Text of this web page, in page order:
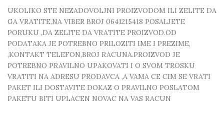
UKOLIKO STE NEZADOVOLJNI PROIZVODOM ILI ZELITE DA
GA VRATITE,NA VIBER BROJ 0641215418 POSALJETE
PORUKU ,DA ZELITE DA VRATITE PROIZVOD.OD
PODATAKA JE POTREBNO PRILOZITI IME I PREZIME,
,KONTAKT TELEFON,BROJ RACUNA.PROIZVOD JE
POTREBNO PRAVILNO UPAKOVATI I O SVOM TROSKU
VRATITI NA ADRESU PRODAVCA ,A VAMA CE CIM SE VRATI
PAKET ILI DOSTAVITE DOKAZ O PRAVILNO POSLATOM
PAKETU BITI UPLACEN NOVAC NA VAS RACUN